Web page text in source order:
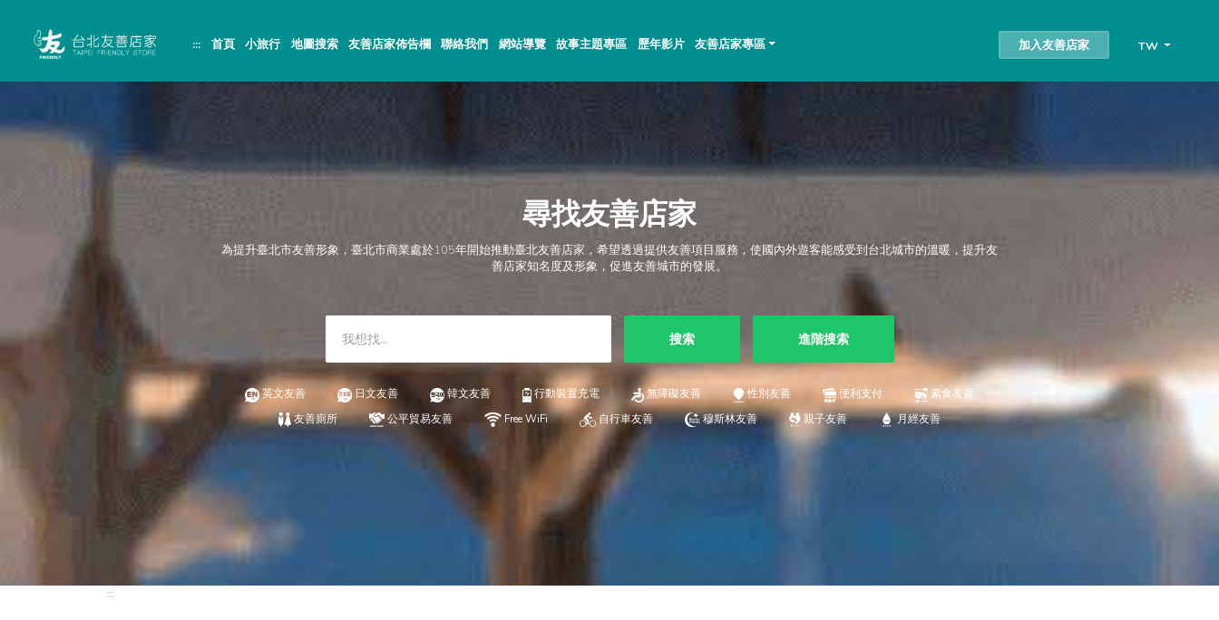
容
::: 首頁 小旅行 地圖搜索 友善店家佈告欄 聯絡我們 網站導覽 故事主題專區 歷年影片 友善店家專區 加入友善店家 TW
尋找友善店家
為提升臺北市友善形象，臺北市商業處於105年開始推動臺北友善店家，希望透過提供友善項目服務，使國內外遊客能感受到台北城市的溫暖，提升友
善店家知名度及形象，促進友善城市的發展。
搜索 進階搜索
英文友善 日文友善 韓文友善 行動裝置充電 無障礙友善 性別友善 便利支付
素食友善
友善廁所
公平貿易友善 Free WiFi 自行車友善 穆斯林友善 親子友善 月經友善
:::